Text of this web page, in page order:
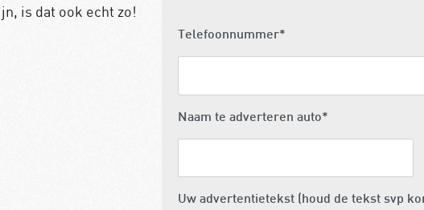
is dat ook echt zo!
Telefoonnummer*
Naam te adverteren auto*
Uw advertentietekst (houd de tekst svp